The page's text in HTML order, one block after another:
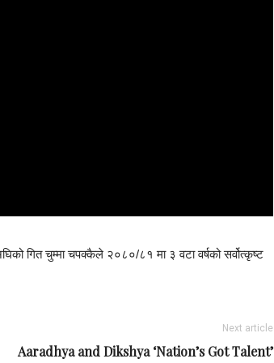
गित चुम्मा चपक्कैले २०८०/८१ मा ३ वटा वर्षको सर्वोत्कृष्ट
Next article
Aaradhya and Dikshya ‘Nation’s Got Talent’